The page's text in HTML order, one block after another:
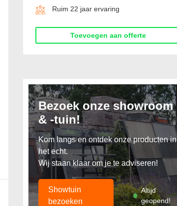
Ruim 22 jaar ervaring
Toevoegen aan offerte
Bezoek onze showroom
& -tuin!
Kom langs en ontdek onze producten in
het echt.
Wij staan klaar om je te adviseren!
Showtuin
bezoeken
Altijd
geopend!